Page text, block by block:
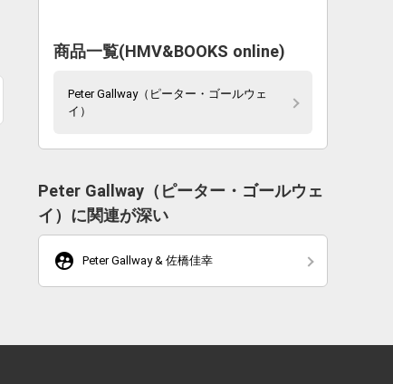
商品一覧(HMV&BOOKS online)
Peter Gallway（ピーター・ゴールウェ
イ）
Peter Gallway（ピーター・ゴールウェ
イ）に関連が深い
supervised_user_circle Peter Gallway & 佐橋佳幸